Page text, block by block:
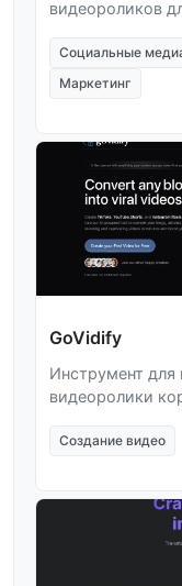
видеороликов
Социальные
Маркетинг
GoVidify
Инструмент для
видеоролики
Создание видео